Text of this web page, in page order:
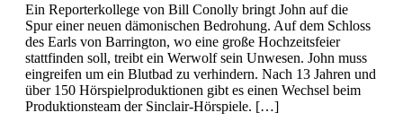
Ein Reporterkollege von Bill Conolly bringt John auf die
Spur einer neuen dämonischen Bedrohung. Auf dem Schloss
des Earls von Barrington, wo eine große Hochzeitsfeier
stattfinden soll, treibt ein Werwolf sein Unwesen. John muss
eingreifen um ein Blutbad zu verhindern. Nach 13 Jahren und
über 150 Hörspielproduktionen gibt es einen Wechsel beim
Produktionsteam der Sinclair-Hörspiele. […]